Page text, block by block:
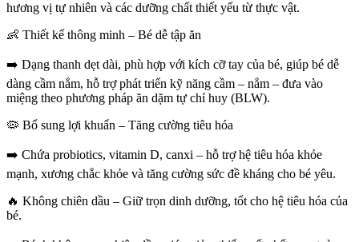
hương vị tự nhiên và các dưỡng chất thiết yếu từ thực vật.
👶 Thiết kế thông minh – Bé dễ tập ăn
➡️ Dạng thanh dẹt dài, phù hợp với kích cỡ tay của bé, giúp bé dễ
dàng cầm nắm, hỗ trợ phát triển kỹ năng cầm – nắm – đưa vào
miệng theo phương pháp ăn dặm tự chỉ huy (BLW).
🦠 Bổ sung lợi khuẩn – Tăng cường tiêu hóa
➡️ Chứa probiotics, vitamin D, canxi – hỗ trợ hệ tiêu hóa khỏe
mạnh, xương chắc khỏe và tăng cường sức đề kháng cho bé yêu.
🔥 Không chiên dầu – Giữ trọn dinh dưỡng, tốt cho hệ tiêu hóa của
bé.